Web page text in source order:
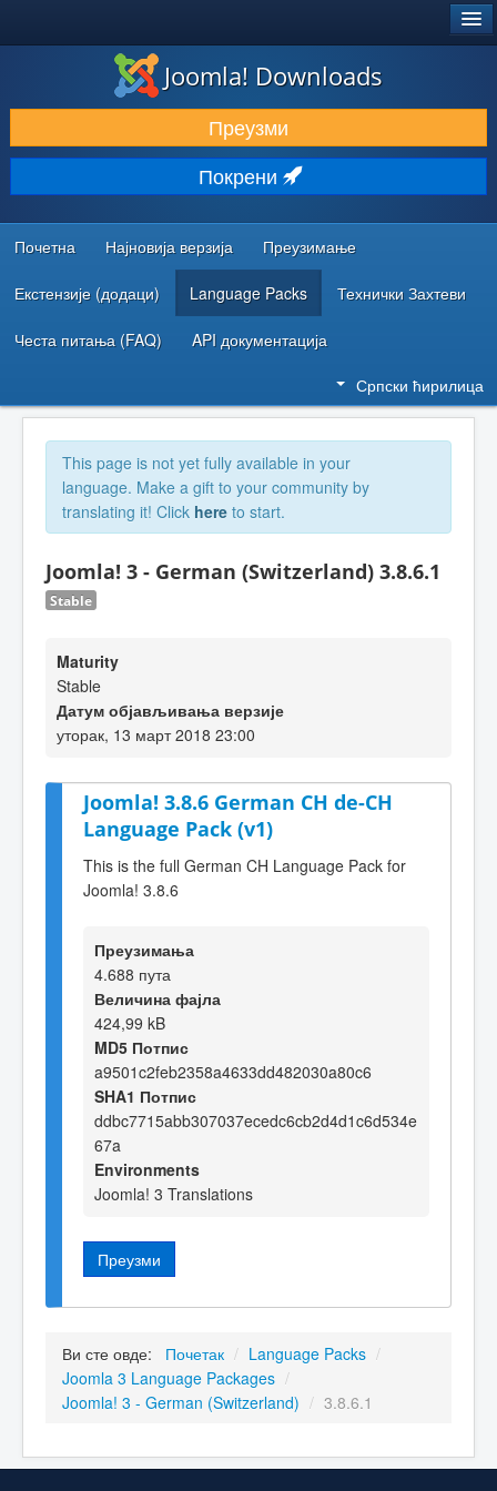
ПРЕУЗИМАЊЕ И ПРОШИРЕЊА (ЕКСТЕНЗИЈЕ)
ОТКРИЈТЕ И НАУЧИТЕ
ЗАЈЕДНИЦА И ПОДРШКА
РЕСУРСИ ЗА РАЗВОЈ
Joomla! Downloads
Преузми
Покрени
Почетна Најновија верзија Преузимање
Екстензије (додаци) Language Packs Технички Захтеви
Честа питања (FAQ) API документација
Српски ћирилица
This page is not yet fully available in your
language. Make a gift to your community by
translating it! Click here to start.
Joomla! 3 - German (Switzerland) 3.8.6.1
Stable
Maturity
Stable
Датум објављивања верзије
уторак, 13 март 2018 23:00
Joomla! 3.8.6 German CH de-CH
Language Pack (v1)
This is the full German CH Language Pack for
Joomla! 3.8.6
Преузимања
4.688 пута
Величина фајла
424,99 kB
MD5 Потпис
a9501c2feb2358a4633dd482030a80c6
SHA1 Потпис
ddbc7715abb307037ecedc6cb2d4d1c6d534e
67a
Environments
Joomla! 3 Translations
Преузми
Ви сте овде: Почетак / Language Packs /
Joomla 3 Language Packages /
Joomla! 3 - German (Switzerland) / 3.8.6.1